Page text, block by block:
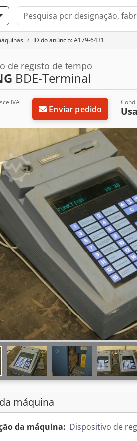
ID do anúncio: A179-6431
de registo de tempo
BDE-Terminal
IVA
Enviar pedido
máquina
da máquina: Dispositivo de